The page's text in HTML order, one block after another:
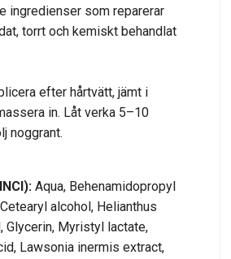
ingredienser som reparerar
torrt och kemiskt behandlat
efter hårtvätt, jämt i
in. Låt verka 5–10
noggrant.
Aqua, Behenamidopropyl
alcohol, Helianthus
Glycerin, Myristyl lactate,
Lawsonia inermis extract,